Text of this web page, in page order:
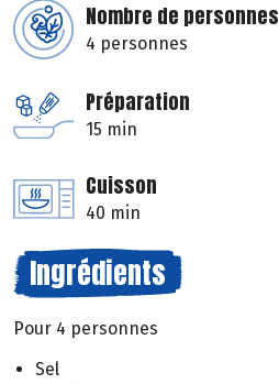
Nombre de personnes
4 personnes
Préparation
15 min
Cuisson
40 min
Ingrédients
Pour 4 personnes
Sel